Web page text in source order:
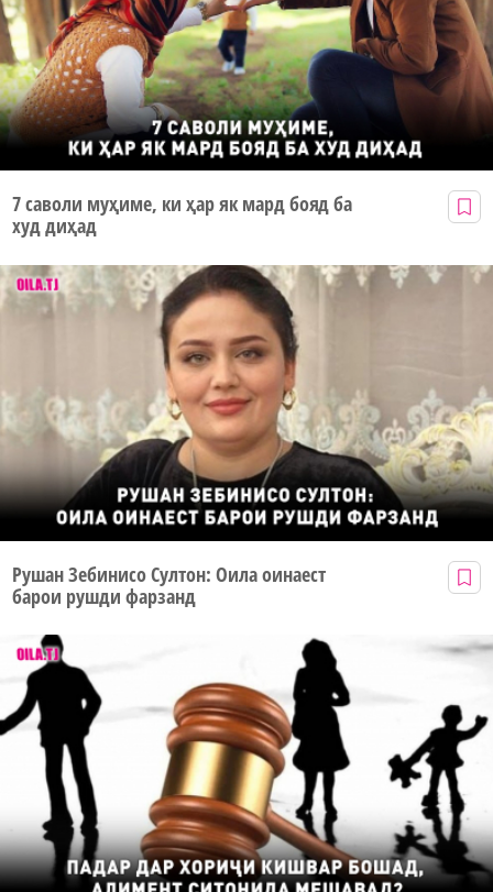
7 саволи муҳиме, ки ҳар як мард бояд ба
худ диҳад
Рушан Зебинисо Султон: Оила оинаест
барои рушди фарзанд